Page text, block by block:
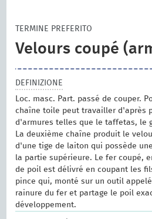
TERMINE PREFERITO
Velours coupé
DEFINIZIONE
Loc. masc. Part. passé de couper.
chaîne toile peut travailler d'après
d'armures telles que le taffetas, le
La deuxième chaîne produit le
d'une tige de laiton qui possède
la partie supérieure. Le fer coupé,
de poil est délivré en coupant les
pince qui, monté sur un outil
rainure du fer et partage le poil
développement.